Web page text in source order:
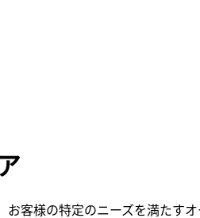
客様の特定のニーズを満たす